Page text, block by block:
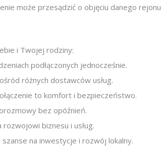
może przesądzić o objęciu danego rejonu
i Twojej rodziny:
podłączonych jednocześnie.
różnych dostawców usług.
to komfort i bezpieczeństwo.
bez opóźnień.
biznesu i usług.
na inwestycje i rozwój lokalny.